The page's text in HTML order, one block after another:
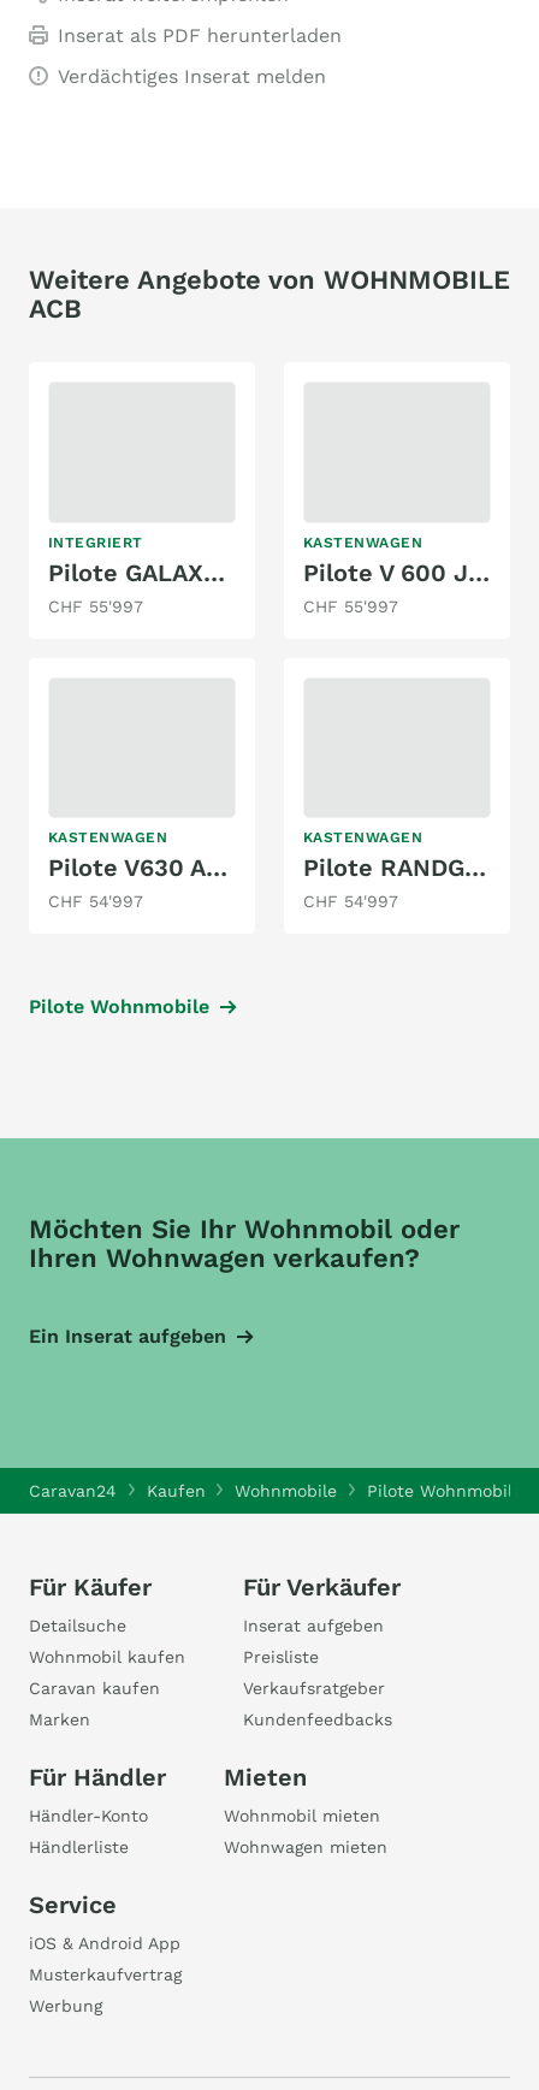
Inserat als PDF herunterladen
Verdächtiges Inserat melden
Weitere Angebote von WOHNMOBILE
ACB
INTEGRIERT
Pilote GALAXY G 650 GJ ESSENTIEL 2.3 MJ150
CHF 55'997
KASTENWAGEN
Pilote V 600 J PREMIUM 2.3 9-GANG AUTOMAT MJ160
CHF 55'997
KASTENWAGEN
Pilote V630 AUFSTELLDACH 2.3 MJ
CHF 54'997
KASTENWAGEN
Pilote RANDGER R 602 2.2 MJ 160
CHF 54'997
Pilote Wohnmobile
Möchten Sie Ihr Wohnmobil oder
Ihren Wohnwagen verkaufen?
Ein Inserat aufgeben
Caravan24 Kaufen Wohnmobile Pilote Wohnmobile
Für Käufer
Detailsuche
Wohnmobil kaufen
Caravan kaufen
Marken
Für Verkäufer
Inserat aufgeben
Preisliste
Verkaufsratgeber
Kundenfeedbacks
Für Händler
Händler-Konto
Händlerliste
Mieten
Wohnmobil mieten
Wohnwagen mieten
Service
iOS & Android App
Musterkaufvertrag
Werbung